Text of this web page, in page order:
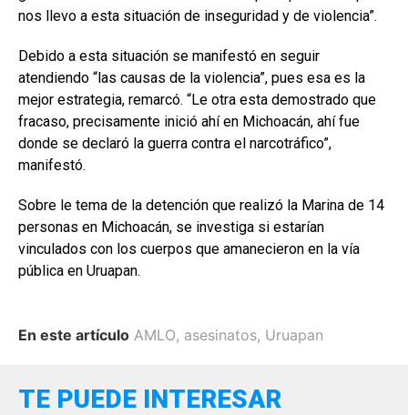
nos llevo a esta situación de inseguridad y de violencia”.
Debido a esta situación se manifestó en seguir
atendiendo “las causas de la violencia”, pues esa es la
mejor estrategia, remarcó. “Le otra esta demostrado que
fracaso, precisamente inició ahí en Michoacán, ahí fue
donde se declaró la guerra contra el narcotráfico”,
manifestó.
Sobre le tema de la detención que realizó la Marina de 14
personas en Michoacán, se investiga si estarían
vinculados con los cuerpos que amanecieron en la vía
pública en Uruapan.
En este artículo AMLO, asesinatos, Uruapan
TE PUEDE INTERESAR